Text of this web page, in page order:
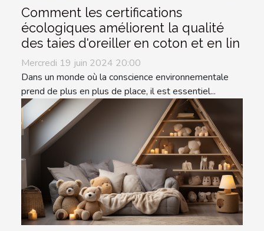
Comment les certifications
écologiques améliorent la qualité
des taies d'oreiller en coton et en lin
Mercredi 19 juin 2024 20:00
Dans un monde où la conscience environnementale
prend de plus en plus de place, il est essentiel...